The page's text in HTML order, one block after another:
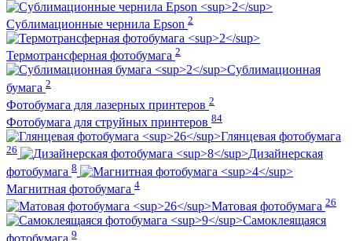
Сублимационные чернила Epson 2
Термотрансферная фотобумага 2
Сублимационная
бумага 2
Фотобумага для лазерных принтеров 2
Фотобумага для струйных принтеров 84
Глянцевая фотобумага
26
Дизайнерская
фотобумага 8
Магнитная фотобумага 4
Матовая фотобумага 26
Самоклеящаяся
фотобумага 9